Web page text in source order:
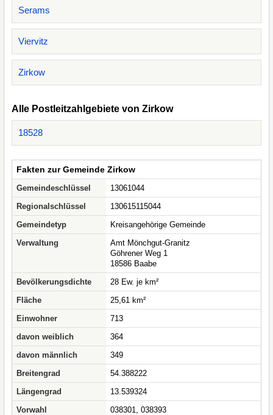
Serams
Viervitz
Zirkow
Alle Postleitzahlgebiete von Zirkow
18528
Fakten zur Gemeinde Zirkow
Gemeindeschlüssel
13061044
Regionalschlüssel
130615115044
Gemeindetyp
Kreisangehörige Gemeinde
Verwaltung
Amt Mönchgut-Granitz
Göhrener Weg 1
18586 Baabe
Bevölkerungsdichte
28 Ew. je km²
Fläche
25,61 km²
Einwohner
713
davon weiblich
364
davon männlich
349
Breitengrad
54.388222
Längengrad
13.539324
Vorwahl
038301, 038393